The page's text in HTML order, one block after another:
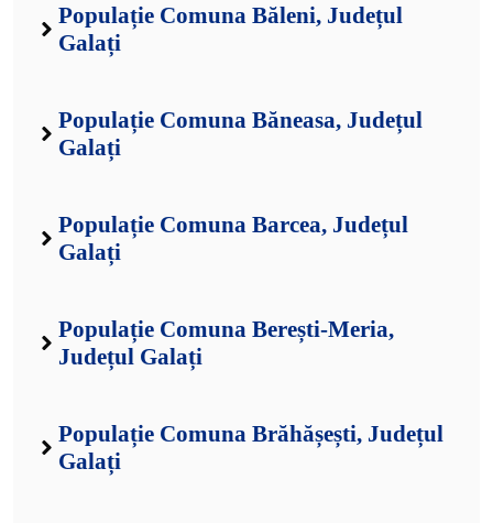
Populație Comuna Băleni, Județul
Galați
Populație Comuna Băneasa, Județul
Galați
Populație Comuna Barcea, Județul
Galați
Populație Comuna Berești-Meria,
Județul Galați
Populație Comuna Brăhășești, Județul
Galați